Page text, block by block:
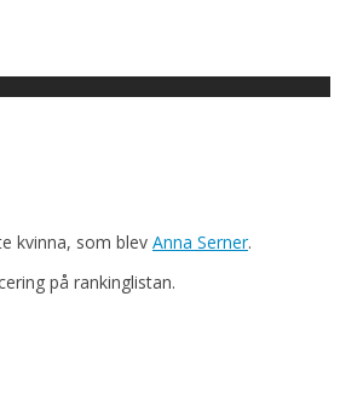
kvinna, som blev Anna Serner.
på rankinglistan.